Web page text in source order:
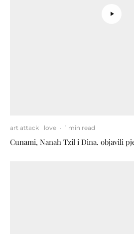
art attack love · 1 min read
Cunami, Nanah Tzil i Dina. objavili